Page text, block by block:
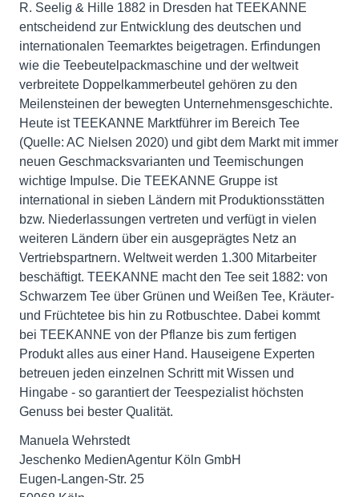
R. Seelig & Hille 1882 in Dresden hat TEEKANNE
entscheidend zur Entwicklung des deutschen und
internationalen Teemarktes beigetragen. Erfindungen
wie die Teebeutelpackmaschine und der weltweit
verbreitete Doppelkammerbeutel gehören zu den
Meilensteinen der bewegten Unternehmensgeschichte.
Heute ist TEEKANNE Marktführer im Bereich Tee
(Quelle: AC Nielsen 2020) und gibt dem Markt mit immer
neuen Geschmacksvarianten und Teemischungen
wichtige Impulse. Die TEEKANNE Gruppe ist
international in sieben Ländern mit Produktionsstätten
bzw. Niederlassungen vertreten und verfügt in vielen
weiteren Ländern über ein ausgeprägtes Netz an
Vertriebspartnern. Weltweit werden 1.300 Mitarbeiter
beschäftigt. TEEKANNE macht den Tee seit 1882: von
Schwarzem Tee über Grünen und Weißen Tee, Kräuter-
und Früchtetee bis hin zu Rotbuschtee. Dabei kommt
bei TEEKANNE von der Pflanze bis zum fertigen
Produkt alles aus einer Hand. Hauseigene Experten
betreuen jeden einzelnen Schritt mit Wissen und
Hingabe - so garantiert der Teespezialist höchsten
Genuss bei bester Qualität.
Manuela Wehrstedt
Jeschenko MedienAgentur Köln GmbH
Eugen-Langen-Str. 25